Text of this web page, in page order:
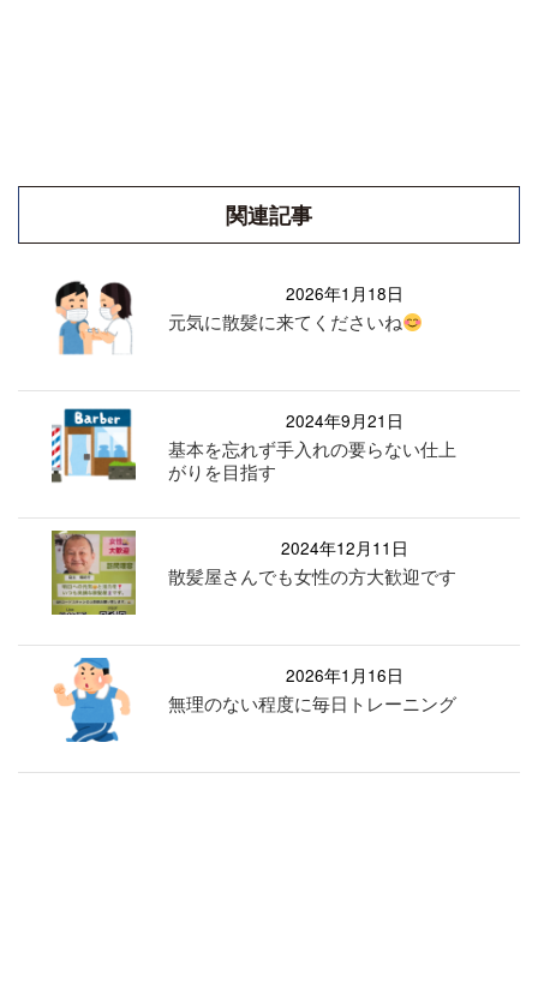
関連記事
2026年1月18日
元気に散髪に来てくださいね
2024年9月21日
基本を忘れず手入れの要らない仕上
がりを目指す
2024年12月11日
散髪屋さんでも女性の方大歓迎です
2026年1月16日
無理のない程度に毎日トレーニング